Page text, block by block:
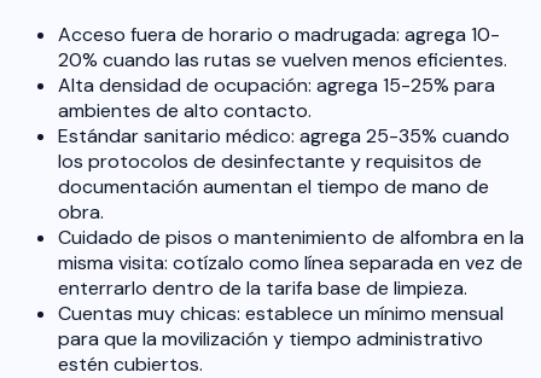
Acceso fuera de horario o madrugada: agrega 10-
20% cuando las rutas se vuelven menos eficientes.
Alta densidad de ocupación: agrega 15-25% para
ambientes de alto contacto.
Estándar sanitario médico: agrega 25-35% cuando
los protocolos de desinfectante y requisitos de
documentación aumentan el tiempo de mano de
obra.
Cuidado de pisos o mantenimiento de alfombra en la
misma visita: cotízalo como línea separada en vez de
enterrarlo dentro de la tarifa base de limpieza.
Cuentas muy chicas: establece un mínimo mensual
para que la movilización y tiempo administrativo
estén cubiertos.